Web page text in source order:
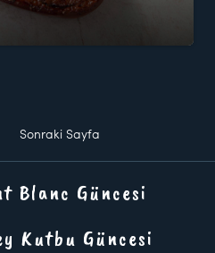
Sonraki Sayfa
Blanc Güncesi
Kutbu Güncesi